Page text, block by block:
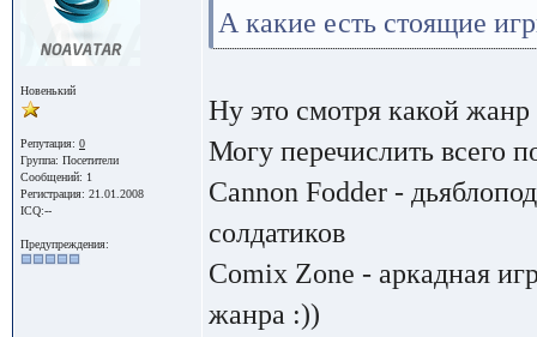
Новенький
Репутация: 0
Группа: Посетители
Сообщений: 1
Регистрация: 21.01.2008
ICQ:--
Предупреждения:
А какие есть стоящие
Ну это смотря какой жанр
Могу перечислить всего
Cannon Fodder -
солдатиков
Comix Zone - аркадная
жанра :))